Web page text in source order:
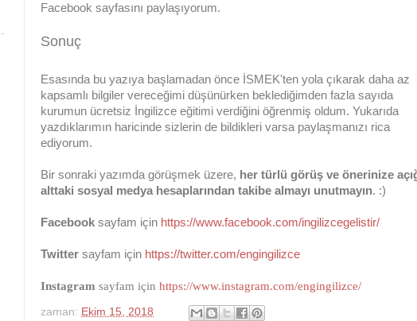
Facebook sayfasını paylaşıyorum.
Sonuç
Esasında bu yazıya başlamadan önce İSMEK'ten yola çıkarak daha az
kapsamlı bilgiler vereceğimi düşünürken beklediğimden fazla sayıda
kurumun ücretsiz İngilizce eğitimi verdiğini öğrenmiş oldum. Yukarıda
yazdıklarımın haricinde sizlerin de bildikleri varsa paylaşmanızı rica
ediyorum.
Bir sonraki yazımda görüşmek üzere, her türlü görüş ve önerinize
alttaki sosyal medya hesaplarından takibe almayı unutmayın. :)
Facebook sayfam için https://www.facebook.com/ingilizcegelistir/
Twitter sayfam için https://twitter.com/engingilizce
Instagram sayfam için https://www.instagram.com/engingilizce/
zaman: Ekim 15, 2018